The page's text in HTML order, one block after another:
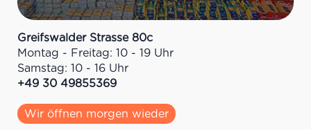
Greifswalder Strasse 80c
Montag - Freitag: 10 - 19 Uhr
Samstag: 10 - 16 Uhr
+49 30 49855369
Wir öffnen morgen wieder